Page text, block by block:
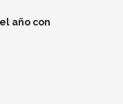
año con